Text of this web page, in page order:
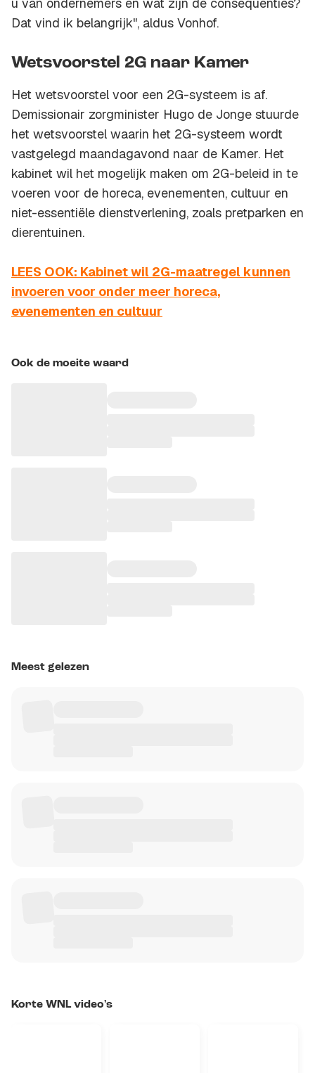
u van ondernemers en wat zijn de consequenties?
Dat vind ik belangrijk", aldus Vonhof.
Wetsvoorstel 2G naar Kamer
Het wetsvoorstel voor een 2G-systeem is af.
Demissionair zorgminister Hugo de Jonge stuurde
het wetsvoorstel waarin het 2G-systeem wordt
vastgelegd maandagavond naar de Kamer. Het
kabinet wil het mogelijk maken om 2G-beleid in te
voeren voor de horeca, evenementen, cultuur en
niet-essentiële dienstverlening, zoals pretparken en
dierentuinen.
LEES OOK: Kabinet wil 2G-maatregel kunnen
invoeren voor onder meer horeca,
evenementen en cultuur
Ook de moeite waard
Meest gelezen
Korte WNL video's